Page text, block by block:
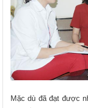
Mặc dù đã đạt được